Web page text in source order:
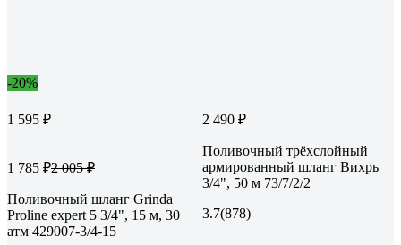
-20%
1 595 ₽
1 785 ₽2 005 ₽
Поливочный шланг Grinda
Proline expert 5 3/4", 15 м, 30
атм 429007-3/4-15
2 490 ₽
Поливочный трёхслойный
армированный шланг Вихрь
3/4", 50 м 73/7/2/2
3.7(878)